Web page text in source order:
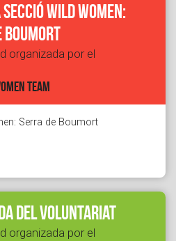
Wild Women:
Boumort
organizada por el
TEAM
Serra de Boumort
del Voluntariat
organizada por el